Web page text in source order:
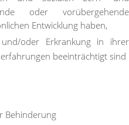
oder vorübergehende
Entwicklung haben,
oder Erkrankung in ihrer
beeinträchtigt sind
Behinderung